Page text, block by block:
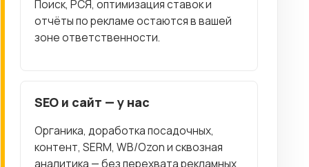
Поиск, РСЯ, оптимизация ставок и
отчёты по рекламе остаются в вашей
зоне ответственности.
SEO и сайт — у нас
Органика, доработка посадочных,
контент, SERM, WB/Ozon и сквозная
аналитика — без перехвата рекламных